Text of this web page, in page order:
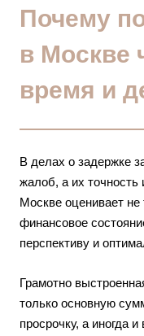
Почему
в Москве
время и
В делах о задержке
жалоб, а их точность
Москве оценивает
финансовое
перспективу и
Грамотно
только основную
просрочку, а иногда